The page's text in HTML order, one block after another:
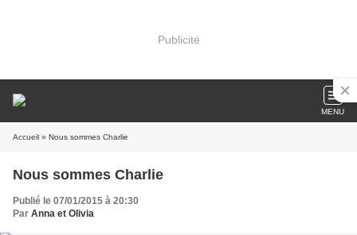
Publicité
MENU
Accueil » Nous sommes Charlie
Nous sommes Charlie
Publié le 07/01/2015 à 20:30
Par Anna et Olivia